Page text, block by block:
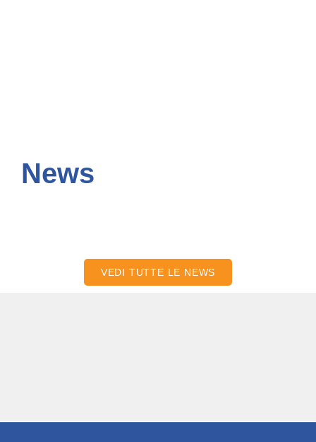
News
VEDI TUTTE LE NEWS